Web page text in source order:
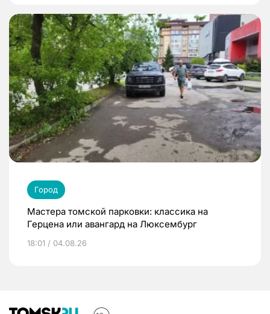
Город
Мастера томской парковки: классика на
Герцена или авангард на Люксембург
18:01 / 04.08.26